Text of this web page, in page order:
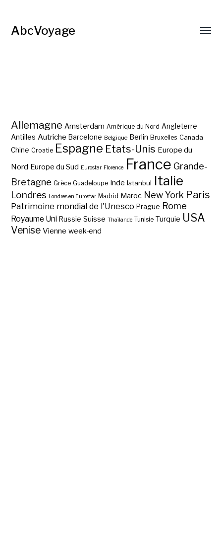
AbcVoyage
Allemagne Amsterdam Amérique du Nord Angleterre
Antilles Autriche Barcelone Belgique Berlin Bruxelles Canada
Chine Croatie Espagne Etats-Unis Europe du
Nord Europe du Sud Eurostar Florence France Grande-
Bretagne Grèce Guadeloupe Inde Istanbul Italie
Londres Londres en Eurostar Madrid Maroc New York Paris
Patrimoine mondial de l'Unesco Prague Rome
Royaume Uni Russie Suisse Thaïlande Tunisie Turquie USA
Venise Vienne week-end